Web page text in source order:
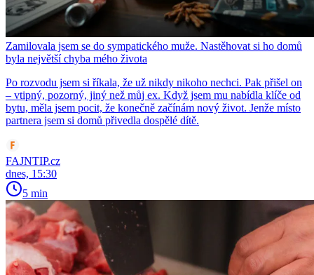
Zamilovala jsem se do sympatického muže. Nastěhovat si ho domů
byla největší chyba mého života
Po rozvodu jsem si říkala, že už nikdy nikoho nechci. Pak přišel on
– vtipný, pozorný, jiný než můj ex. Když jsem mu nabídla klíče od
bytu, měla jsem pocit, že konečně začínám nový život. Jenže místo
partnera jsem si domů přivedla dospělé dítě.
FAJNTIP.cz
dnes, 15:30
5 min